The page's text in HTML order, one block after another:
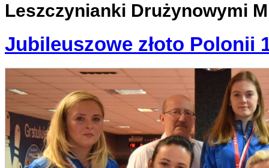
Leszczynianki Drużynowymi
Jubileuszowe złoto Polonii